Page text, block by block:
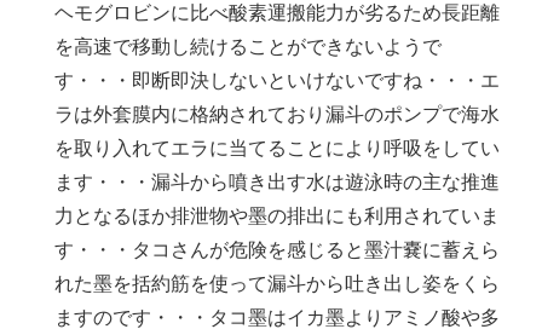
ヘモグロビンに比べ酸素運搬能力が劣るため長距離
を高速で移動し続けることができないようで
す・・・即断即決しないといけないですね・・・エ
ラは外套膜内に格納されており漏斗のポンプで海水
を取り入れてエラに当てることにより呼吸をしてい
ます・・・漏斗から噴き出す水は遊泳時の主な推進
力となるほか排泄物や墨の排出にも利用されていま
す・・・タコさんが危険を感じると墨汁嚢に蓄えら
れた墨を括約筋を使って漏斗から吐き出し姿をくら
ますのです・・・タコ墨はイカ墨よりアミノ酸や多